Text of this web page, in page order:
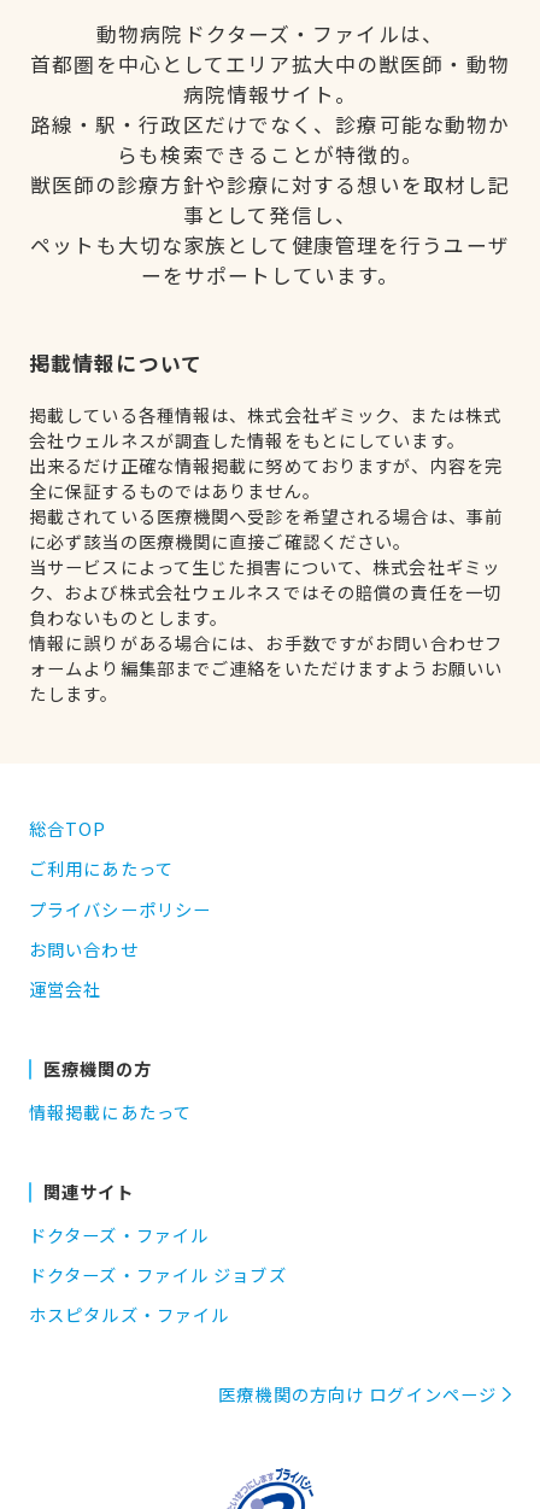
動物病院ドクターズ・ファイルは、
首都圏を中心としてエリア拡大中の獣医師・動物
病院情報サイト。
路線・駅・行政区だけでなく、診療可能な動物か
らも検索できることが特徴的。
獣医師の診療方針や診療に対する想いを取材し記
事として発信し、
ペットも大切な家族として健康管理を行うユーザ
ーをサポートしています。
掲載情報について
掲載している各種情報は、株式会社ギミック、または株式
会社ウェルネスが調査した情報をもとにしています。
出来るだけ正確な情報掲載に努めておりますが、内容を完
全に保証するものではありません。
掲載されている医療機関へ受診を希望される場合は、事前
に必ず該当の医療機関に直接ご確認ください。
当サービスによって生じた損害について、株式会社ギミッ
ク、および株式会社ウェルネスではその賠償の責任を一切
負わないものとします。
情報に誤りがある場合には、お手数ですがお問い合わせフ
ォームより編集部までご連絡をいただけますようお願いい
たします。
総合TOP
ご利用にあたって
プライバシーポリシー
お問い合わせ
運営会社
医療機関の方
情報掲載にあたって
関連サイト
ドクターズ・ファイル
ドクターズ・ファイル ジョブズ
ホスピタルズ・ファイル
医療機関の方向け ログインページ